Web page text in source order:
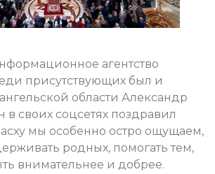
агентство
присутствующих был и
области Александр
своих соцсетях поздравил
мы особенно остро ощущаем,
родных, помогать тем,
внимательнее и добрее.